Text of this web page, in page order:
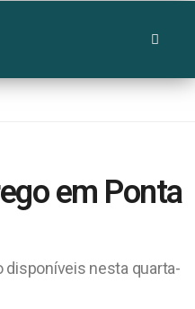
em Ponta
disponíveis nesta quarta-